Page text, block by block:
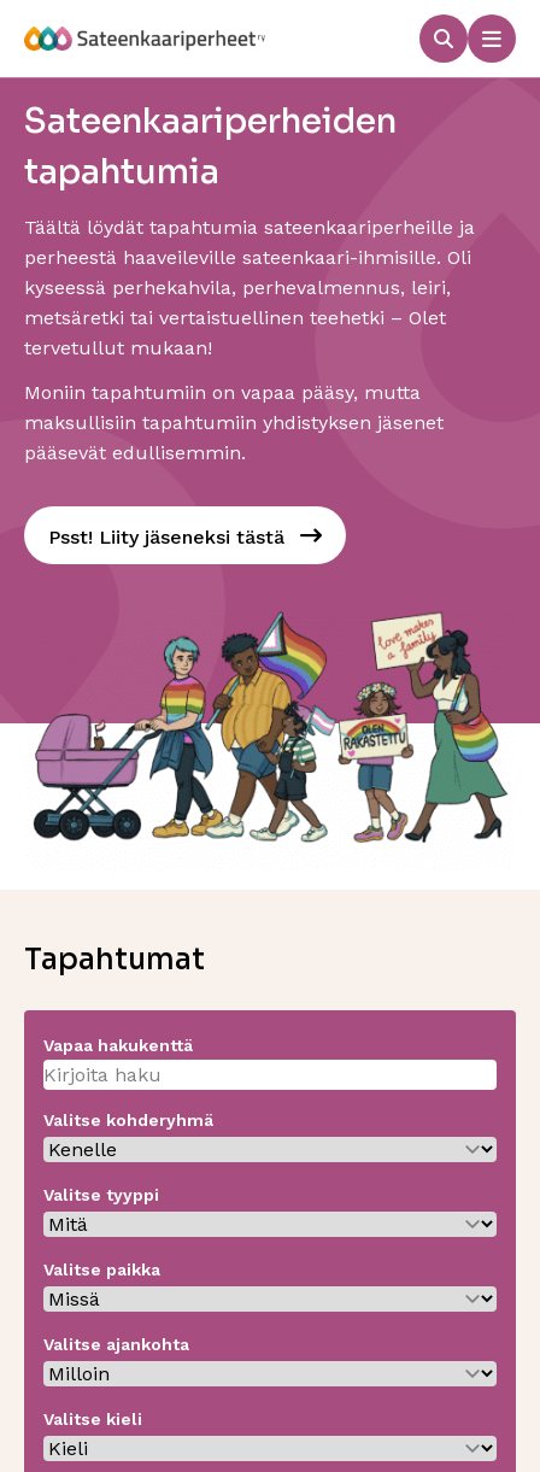
sisältöön
Haku
Sateenkaariperheiden
tapahtumia
Täältä löydät tapahtumia sateenkaariperheille ja
perheestä haaveileville sateenkaari-ihmisille. Oli
kyseessä perhekahvila, perhevalmennus, leiri,
metsäretki tai vertaistuellinen teehetki – Olet
tervetullut mukaan!
Moniin tapahtumiin on vapaa pääsy, mutta
maksullisiin tapahtumiin yhdistyksen jäsenet
pääsevät edullisemmin.
Psst! Liity jäseneksi tästä
Tapahtumat
Vapaa hakukenttä
Valitse kohderyhmä
Valitse tyyppi
Valitse paikka
Valitse ajankohta
Valitse kieli